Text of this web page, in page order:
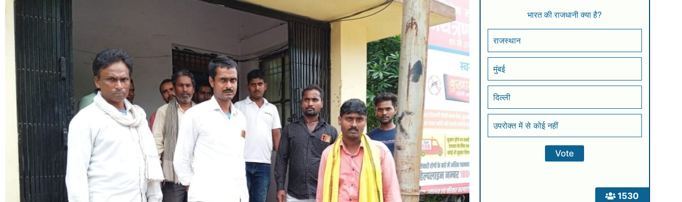
1530
भारत की राजधानी क्या है?
राजस्थान
मुंबई
दिल्ली
उपरोक्त में से कोई नहीं